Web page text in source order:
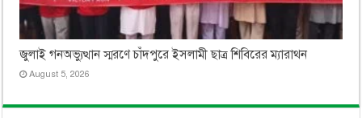
জুলাই গনঅভ্যুত্থান স্মরণে চাঁদপুরে ইসলামী ছাত্র শিবিরের ম্যারাথন
August 5, 2026